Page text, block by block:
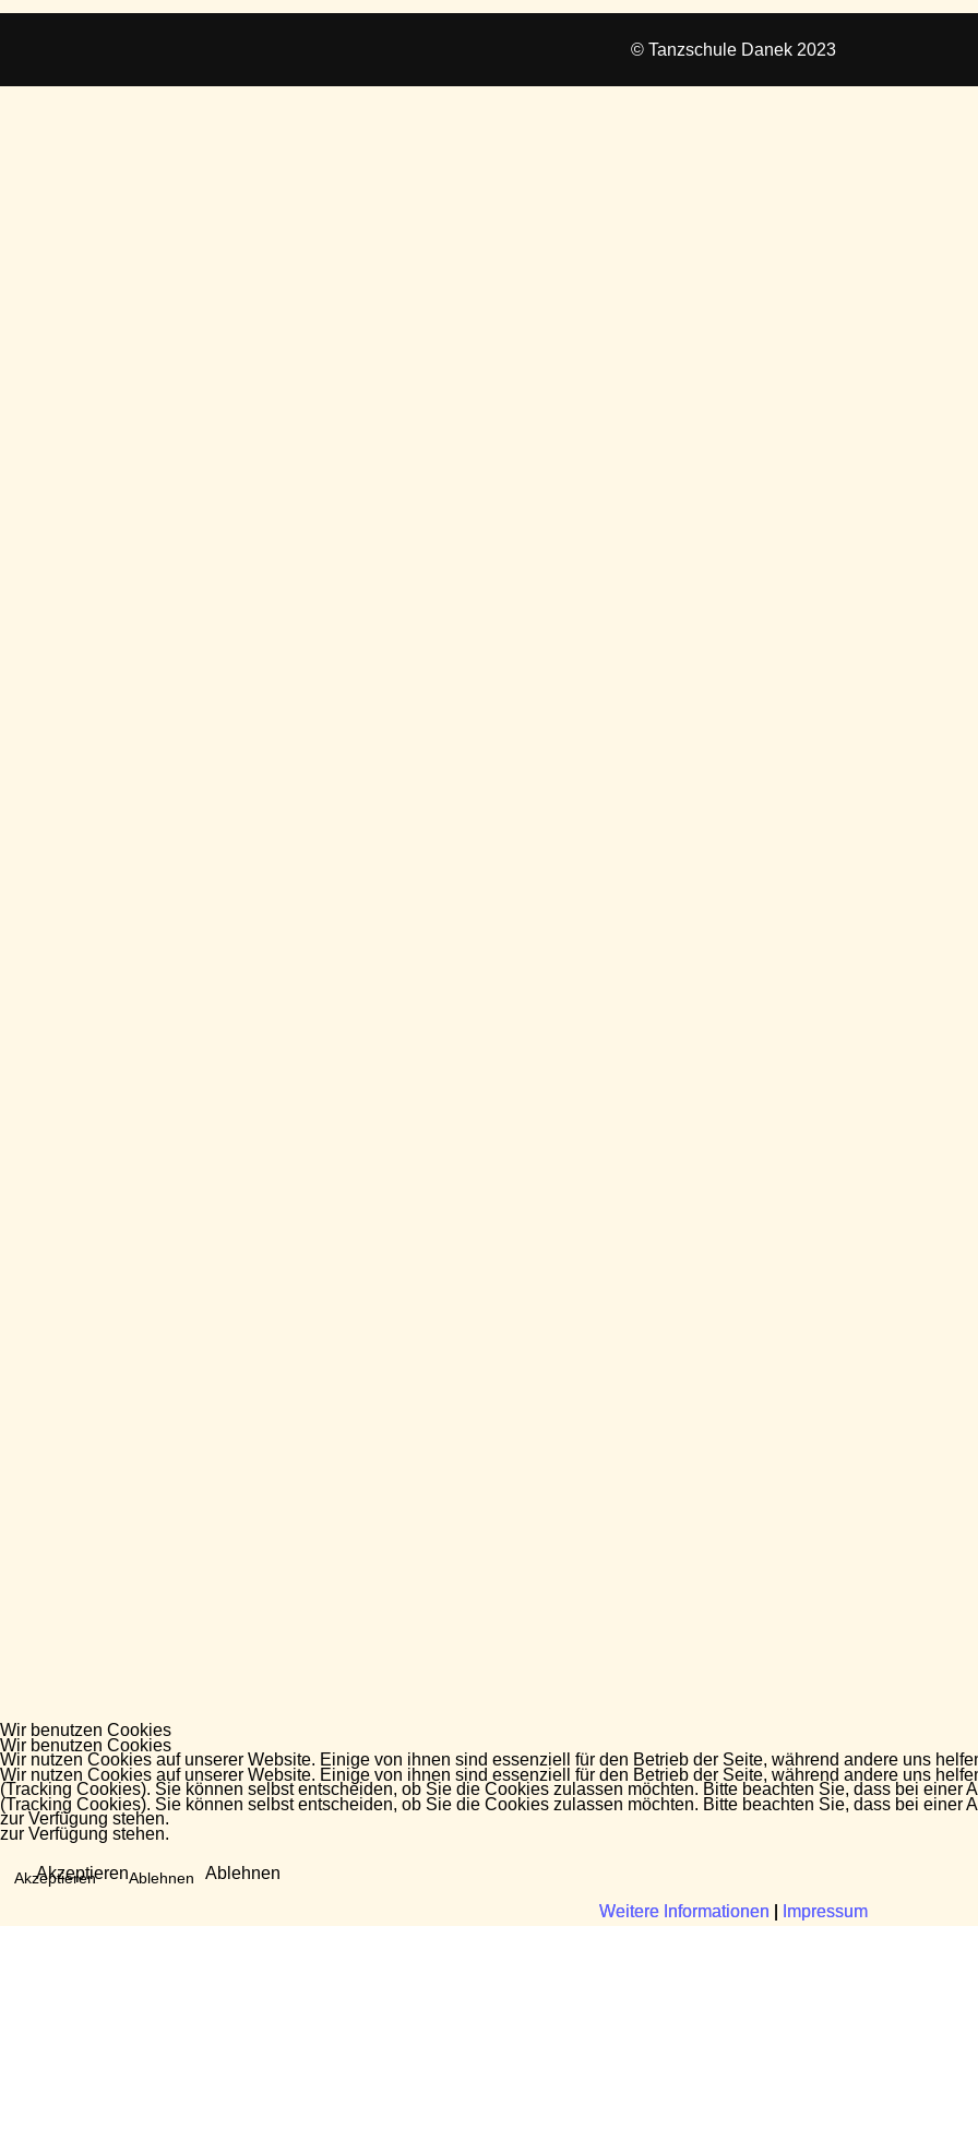
Wir benutzen Cookies
Wir nutzen Cookies auf unserer Website. Einige von ihnen sind essenziell für den Betrieb der Seite, während andere uns
(Tracking Cookies). Sie können selbst entscheiden, ob Sie die Cookies zulassen möchten. Bitte beachten Sie, dass bei
zur Verfügung stehen.
Akzeptieren Ablehnen
Weitere Informationen Impressum
© Tanzschule Danek 2023
Wir benutzen Cookies
Wir nutzen Cookies auf unserer Website. Einige von ihnen sind essenziell für den Betrieb der Seite, während andere uns
(Tracking Cookies). Sie können selbst entscheiden, ob Sie die Cookies zulassen möchten. Bitte beachten Sie, dass bei
zur Verfügung stehen.
Akzeptieren Ablehnen
Weitere Informationen Impressum